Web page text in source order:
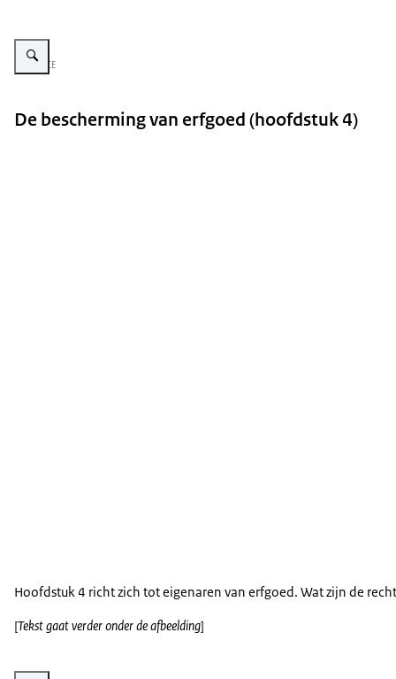
Vergroot afbeelding Visual in blauw en oranjetinten met daarop de
Beeld: RCE
De bescherming van erfgoed (hoofdstuk 4)
Hoofdstuk 4 richt zich tot eigenaren van erfgoed. Wat zijn de
[Tekst gaat verder onder de afbeelding]
Vergroot afbeelding Visual in blauw en geeltinten met daarop de vraag: